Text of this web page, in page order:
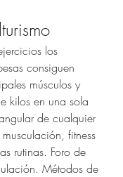
los
consiguen
músculos y
kilos en una sola
de cualquier
fitness
rutinas. Foro de
Métodos de